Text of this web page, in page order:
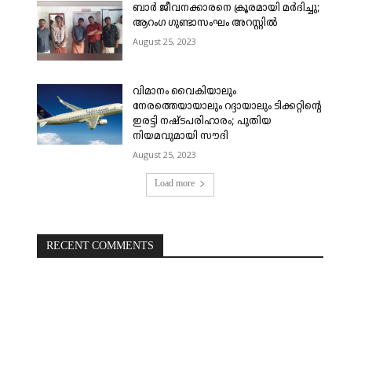
ബാർ ജീവനക്കാരനെ ക്രൂരമായി മർദിച്ചു;
ആറംഗ ഗുണ്ടാസംഘം അറസ്റ്റിൽ
August 25, 2023
വിമാനം വൈകിയാലും
നേരത്തെയായാലും റദ്ദായാലും ടിക്കറ്റിന്റെ
ഇരട്ടി നഷ്ടപരിഹാരം; പുതിയ
നിയമവുമായി സൗദി
August 25, 2023
Load more
RECENT COMMENTS